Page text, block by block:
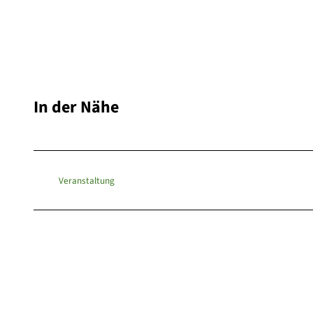
In der Nähe
Veranstaltung